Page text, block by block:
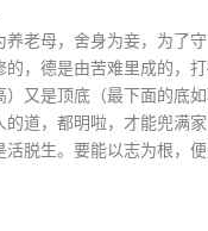
老母，舍身为妾，为了
，德是由苦难里成的，打
又是顶底（最下面的底
道，都明啦，才能兜满
脱生。要能以志为根，